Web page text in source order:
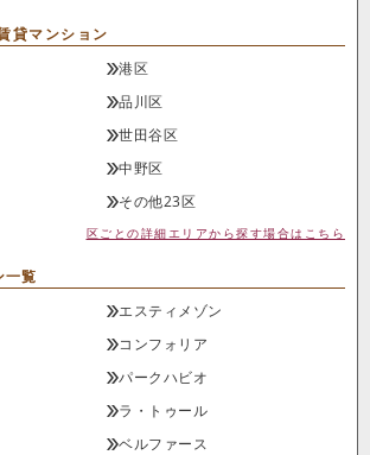
貸マンション
港区
品川区
世田谷区
中野区
その他23区
区ごとの詳細エリアから探す場合はこちら
一覧
エスティメゾン
コンフォリア
パークハビオ
ラ・トゥール
ベルファース